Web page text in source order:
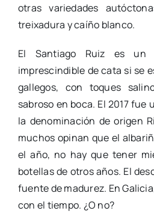
otras variedades
treixadura y caíño blanco.
El Santiago Ruiz es un
imprescindible de cata si se
gallegos, con toques
sabroso en boca. El 2017 fue
la denominación de origen
muchos opinan que el
el año, no hay que tener
botellas de otros años. El
fuente de madurez. En
con el tiempo. ¿O no?